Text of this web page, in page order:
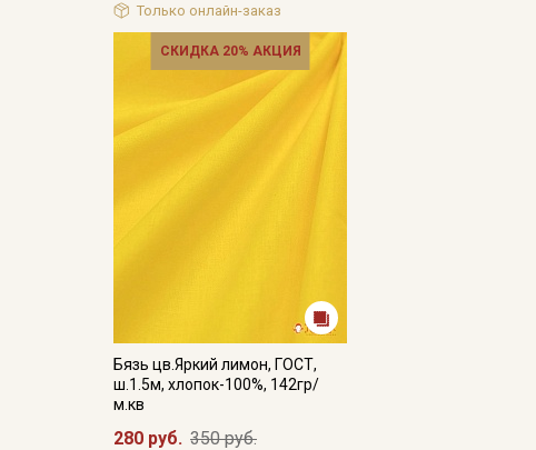
Только онлайн-заказ
СКИДКА 20% АКЦИЯ
Бязь цв.Яркий лимон, ГОСТ,
ш.1.5м, хлопок-100%, 142гр/
м.кв
280 руб. 350 руб.